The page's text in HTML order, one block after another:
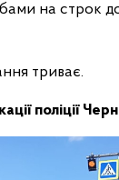
на строк
триває.
поліції